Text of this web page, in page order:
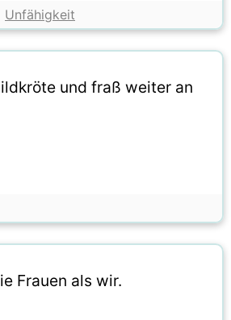
Unfähigkeit
und fraß weiter an
Frauen als wir.